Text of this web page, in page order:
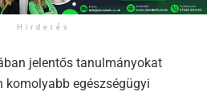
Hirdetés
jelentős tanulmányokat
komolyabb egészségügyi